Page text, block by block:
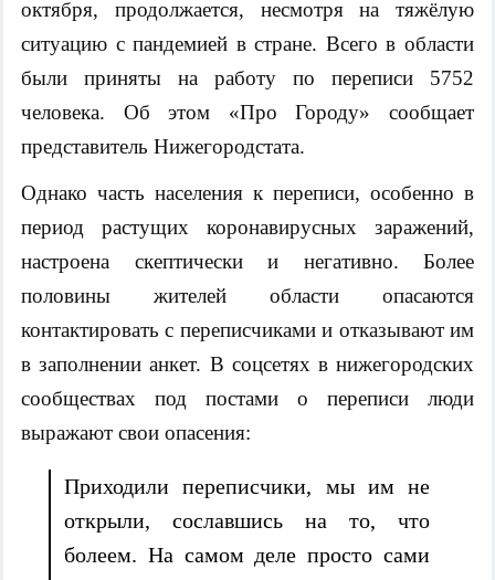
октября, продолжается, несмотря на тяжёлую
ситуацию с пандемией в стране. Всего в области
были приняты на работу по переписи 5752
человека. Об этом «Про Городу» сообщает
представитель Нижегородстата.
Однако часть населения к переписи, особенно в
период растущих коронавирусных заражений,
настроена скептически и негативно. Более
половины жителей области опасаются
контактировать с переписчиками и отказывают им
в заполнении анкет. В соцсетях в нижегородских
сообществах под постами о переписи люди
выражают свои опасения:
Приходили переписчики, мы им не
открыли, сославшись на то, что
болеем. На самом деле просто сами